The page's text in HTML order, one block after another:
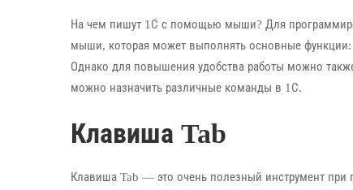
На чем пишут 1С с помощью мыши? Для
мыши, которая может выполнять основные функции:
Однако для повышения удобства работы можно
можно назначить различные команды в 1С.
Клавиша Tab
Клавиша Tab — это очень полезный инструмент